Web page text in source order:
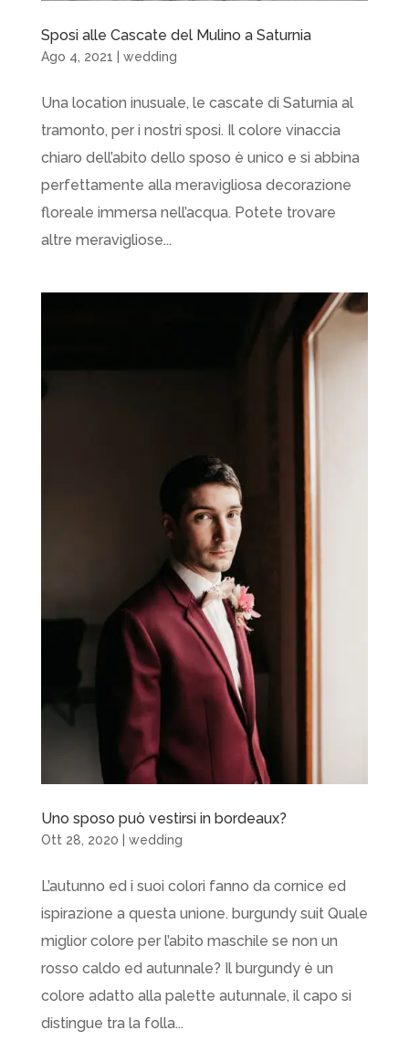
Sposi alle Cascate del Mulino a Saturnia
Ago 4, 2021 wedding
Una location inusuale, le cascate di Saturnia al
tramonto, per i nostri sposi. Il colore vinaccia
chiaro dell’abito dello sposo è unico e si abbina
perfettamente alla meravigliosa decorazione
floreale immersa nell’acqua. Potete trovare
altre meravigliose...
Uno sposo può vestirsi in bordeaux?
Ott 28, 2020 wedding
L’autunno ed i suoi colori fanno da cornice ed
ispirazione a questa unione. burgundy suit Quale
miglior colore per l’abito maschile se non un
rosso caldo ed autunnale? Il burgundy è un
colore adatto alla palette autunnale, il capo si
distingue tra la folla...